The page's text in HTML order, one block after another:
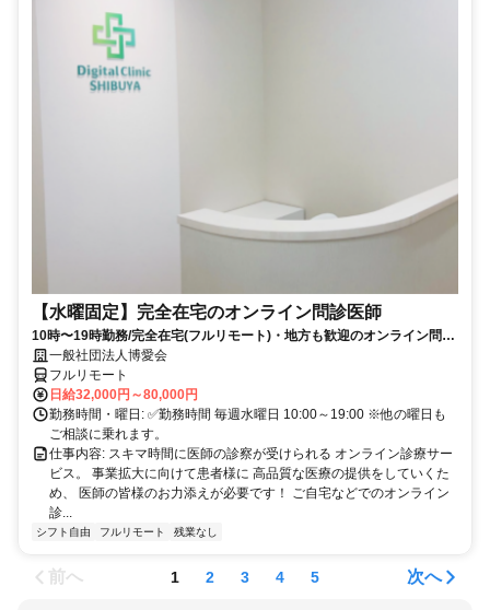
【水曜固定】完全在宅のオンライン問診医師
10時〜19時勤務/完全在宅(フルリモート)・地方も歓迎のオンライン問診
業務一般社団法人博愛会
フルリモート
日給32,000円～80,000円
勤務時間・曜日: ✅勤務時間 毎週水曜日 10:00～19:00 ※他の曜日も
ご相談に乗れます。
仕事内容: スキマ時間に医師の診察が受けられる オンライン診療サー
ビス。 事業拡大に向けて患者様に 高品質な医療の提供をしていくた
め、 医師の皆様のお力添えが必要です！ ご自宅などでのオンライン
診...
シフト自由 フルリモート 残業なし
前へ 1 2 3 4 5 次へ